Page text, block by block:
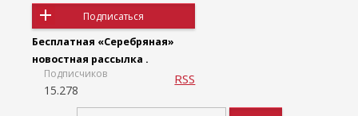
Подписаться
Бесплатная «Серебряная»
новостная рассылка .
Подписчиков
15.278
RSS